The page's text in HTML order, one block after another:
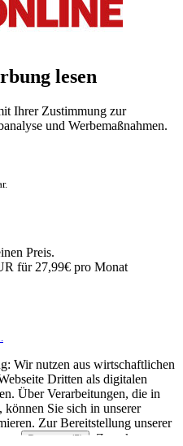
lesen
Ihrer Zustimmung zur
und Werbemaßnahmen.
Preis.
für 27,99€ pro Monat
Wir nutzen aus wirtschaftlichen
Dritten als digitalen
Über Verarbeitungen, die in
Sie sich in unserer
Zur Bereitstellung unserer
Partnern (5)
. Zwecke: